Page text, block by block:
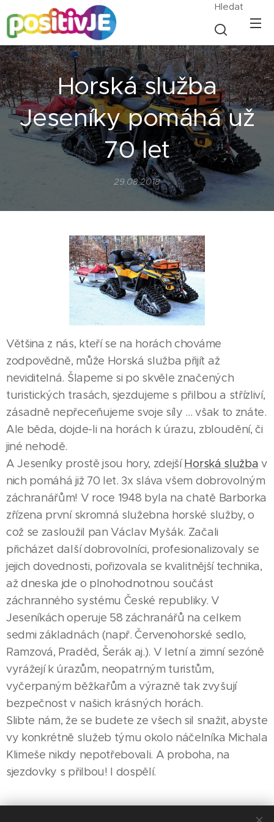
Hledat
Horská služba
Jeseníky pomáhá už
70 let
29.08.2018
Většina z nás, kteří se na horách chováme
zodpovědně, může Horská služba přijít až
neviditelná. Šlapeme si po skvěle značených
turistických trasách, sjezdujeme s přilbou a střízliví,
zásadně nepřeceňujeme svoje síly ... však to znáte.
Ale běda, dojde-li na horách k úrazu, zbloudění, či
jiné nehodě.
A Jeseníky prostě jsou hory, zdejšíHorská služba v
nich pomáhá již 70 let. 3x sláva všem dobrovolným
záchranářům! V roce 1948 byla na chatě Barborka
zřízena první skromná služebna horské služby, o
což se zasloužil pan Václav Myšák. Začali
přicházet další dobrovolníci, profesionalizovaly se
jejich dovednosti, pořizovala se kvalitnější technika,
až dneska jde o plnohodnotnou součást
záchranného systému České republiky. V
Jeseníkách operuje 58 záchranářů na celkem
sedmi základnách (např. Červenohorské sedlo,
Ramzová, Praděd, Šerák aj.). V letní a zimní sezóně
vyrážejí k úrazům, neopatrným turistům,
vyčerpaným běžkařům a výrazně tak zvyšují
bezpečnost v našich krásných horách.
Slibte nám, že se budete ze všech sil snažit, abyste
vy konkrétně služeb týmu okolo náčelníka Michala
Klimeše nikdy nepotřebovali. A proboha, na
sjezdovky s přilbou! I dospělí.